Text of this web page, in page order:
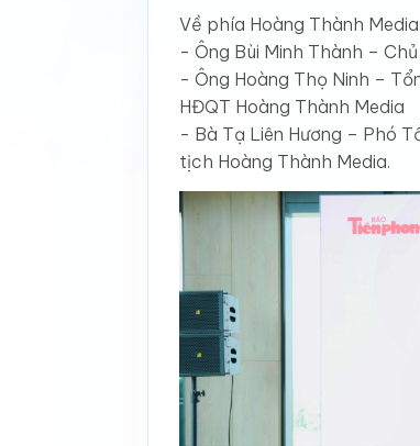
Về phía Hoàng Thành Media:
- Ông Bùi Minh Thành –
- Ông Hoàng Thọ Ninh –
HĐQT Hoàng Thành Media
- Bà Tạ Liên Hương – Phó
tịch Hoàng Thành Media.